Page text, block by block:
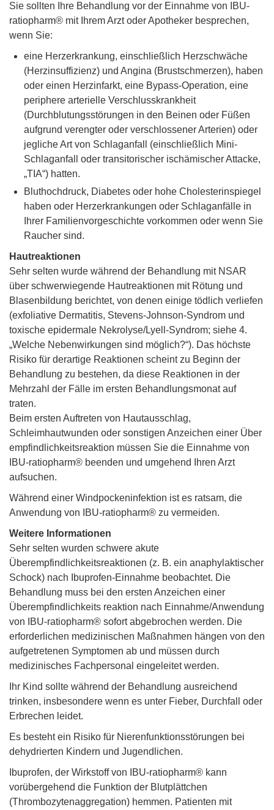
Sie sollten Ihre Behandlung vor der Einnahme von IBU-
ratiopharm® mit Ihrem Arzt oder Apotheker besprechen,
wenn Sie:
eine Herzerkrankung, einschließlich Herzschwäche
(Herzinsuffizienz) und Angina (Brustschmerzen), haben
oder einen Herzinfarkt, eine Bypass-Operation, eine
periphere arterielle Verschlusskrankheit
(Durchblutungsstörungen in den Beinen oder Füßen
aufgrund verengter oder verschlossener Arterien) oder
jegliche Art von Schlaganfall (einschließlich Mini-
Schlaganfall oder transitorischer ischämischer Attacke,
„TIA“) hatten.
Bluthochdruck, Diabetes oder hohe Cholesterinspiegel
haben oder Herzerkrankungen oder Schlaganfälle in
Ihrer Familienvorgeschichte vorkommen oder wenn Sie
Raucher sind.
Hautreaktionen
Sehr selten wurde während der Behandlung mit NSAR
über schwerwiegende Hautreaktionen mit Rötung und
Blasenbildung berichtet, von denen einige tödlich verliefen
(exfoliative Dermatitis, Stevens-Johnson-Syndrom und
toxische epidermale Nekrolyse/Lyell-Syndrom; siehe 4.
„Welche Nebenwirkungen sind möglich?“). Das höchste
Risiko für derartige Reaktionen scheint zu Beginn der
Behandlung zu bestehen, da diese Reaktionen in der
Mehrzahl der Fälle im ersten Behandlungsmonat auf
traten.
Beim ersten Auftreten von Hautausschlag,
Schleimhautwunden oder sonstigen Anzeichen einer Über
empfindlichkeitsreaktion müssen Sie die Einnahme von
IBU-ratiopharm® beenden und umgehend Ihren Arzt
aufsuchen.
Während einer Windpockeninfektion ist es ratsam, die
Anwendung von IBU-ratiopharm® zu vermeiden.
Weitere Informationen
Sehr selten wurden schwere akute
Überempfindlichkeitsreaktionen (z. B. ein anaphylaktischer
Schock) nach Ibuprofen-Einnahme beobachtet. Die
Behandlung muss bei den ersten Anzeichen einer
Überempfindlichkeits reaktion nach Einnahme/Anwendung
von IBU-ratiopharm® sofort abgebrochen werden. Die
erforderlichen medizinischen Maßnahmen hängen von den
aufgetretenen Symptomen ab und müssen durch
medizinisches Fachpersonal eingeleitet werden.
Ihr Kind sollte während der Behandlung ausreichend
trinken, insbesondere wenn es unter Fieber, Durchfall oder
Erbrechen leidet.
Es besteht ein Risiko für Nierenfunktionsstörungen bei
dehydrierten Kindern und Jugendlichen.
Ibuprofen, der Wirkstoff von IBU-ratiopharm® kann
vorübergehend die Funktion der Blutplättchen
(Thrombozytenaggregation) hemmen. Patienten mit